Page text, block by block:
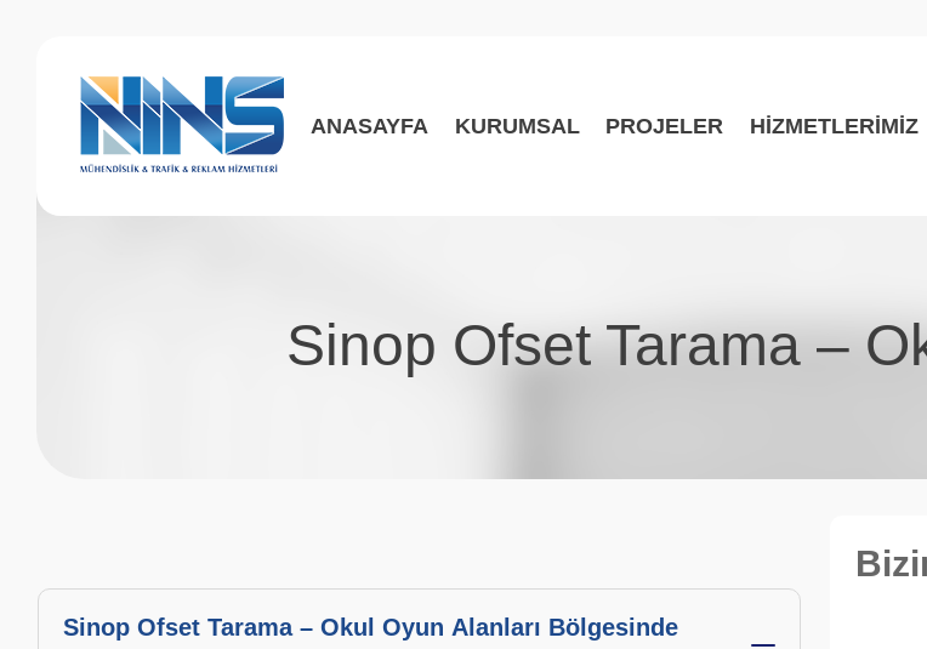
ANASAYFA KURUMSAL PROJELER HİZMETLERİMİZ
Sinop Ofset Tarama –
Sinop Ofset Tarama – Okul Oyun Alanları Bölgesinde